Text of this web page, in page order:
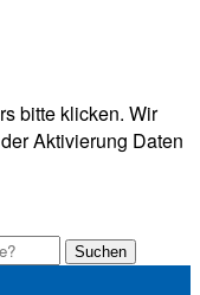
bitte klicken. Wir
Aktivierung Daten
Suchen